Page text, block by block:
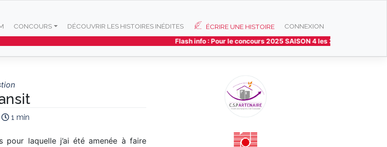
CONCOURS DÉCOUVRIR LES HISTOIRES INÉDITES ÉCRIRE UNE HISTOIRE
CONNEXION
Flash info : Pour le concours 2025 SAISON 4 les 3 histoires
1 min
pour laquelle j’ai été amenée à faire